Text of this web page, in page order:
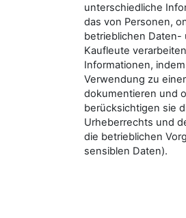
unterschiedliche
das von Personen,
betrieblichen Daten-
Kaufleute
Informationen,
Verwendung zu
dokumentieren und
berücksichtigen sie
Urheberrechts und
die betrieblichen
sensiblen Daten).